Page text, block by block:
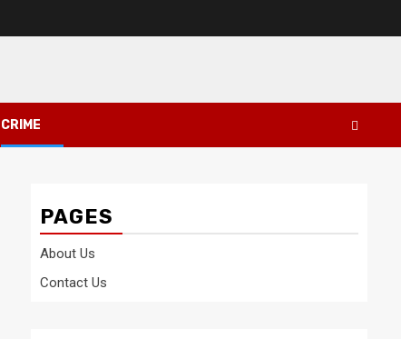
CRIME
PAGES
About Us
Contact Us